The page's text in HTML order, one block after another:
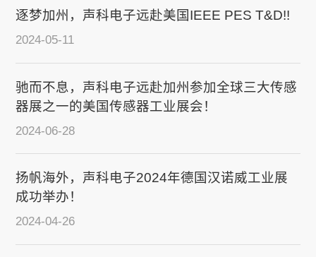
逐梦加州，声科电子远赴美国IEEE PES T&D!!
2024-05-11
驰而不息，声科电子远赴加州参加全球三大传感
器展之一的美国传感器工业展会！
2024-06-28
扬帆海外，声科电子2024年德国汉诺威工业展
成功举办！
2024-04-26